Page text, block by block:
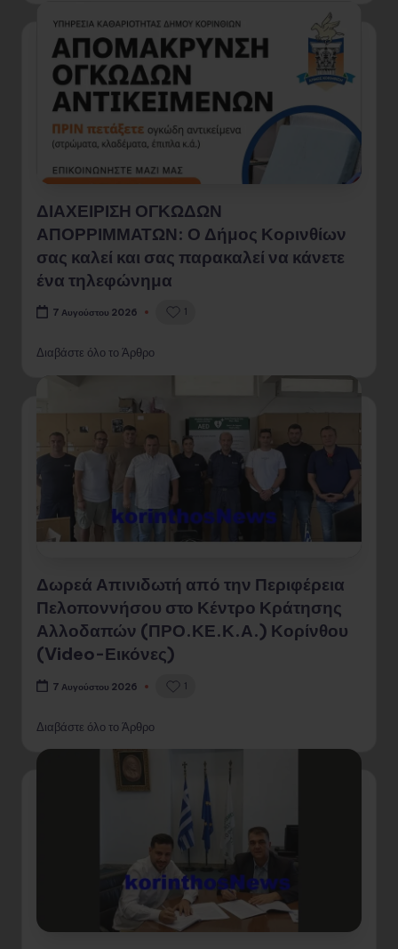
ΔΙΑΧΕΙΡΙΣΗ ΟΓΚΩΔΩΝ
ΑΠΟΡΡΙΜΜΑΤΩΝ: Ο Δήμος Κορινθίων
σας καλεί και σας παρακαλεί να κάνετε
ένα τηλεφώνημα
7 Αυγούστου 2026 1
Διαβάστε όλο το Άρθρο
Δωρεά Απινιδωτή από την Περιφέρεια
Πελοποννήσου στο Κέντρο Κράτησης
Αλλοδαπών (ΠΡΟ.ΚΕ.Κ.Α.) Κορίνθου
(Video-Εικόνες)
7 Αυγούστου 2026 1
Διαβάστε όλο το Άρθρο